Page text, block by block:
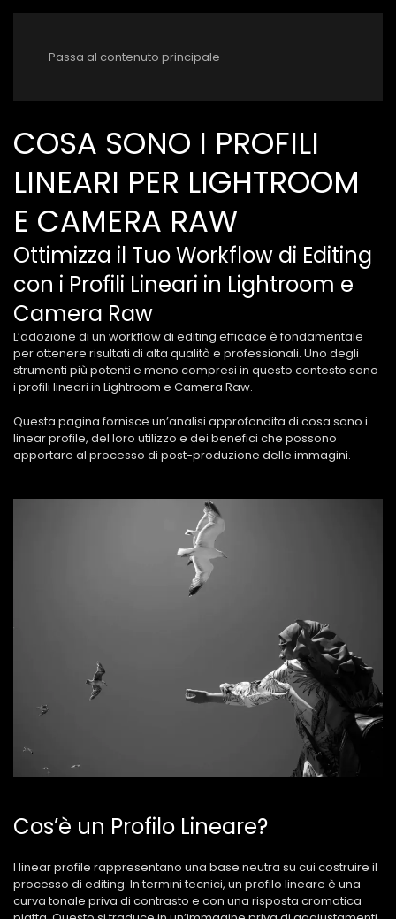
Passa al contenuto principale
COSA SONO I PROFILI
LINEARI PER LIGHTROOM
E CAMERA RAW
Ottimizza il Tuo Workflow di Editing
con i Profili Lineari in Lightroom e
Camera Raw
L’adozione di un workflow di editing efficace è fondamentale
per ottenere risultati di alta qualità e professionali. Uno degli
strumenti più potenti e meno compresi in questo contesto sono
i profili lineari in Lightroom e Camera Raw.
Questa pagina fornisce un’analisi approfondita di cosa sono i
linear profile, del loro utilizzo e dei benefici che possono
apportare al processo di post-produzione delle immagini.
Cos’è un Profilo Lineare?
I linear profile rappresentano una base neutra su cui costruire il
processo di editing. In termini tecnici, un profilo lineare è una
curva tonale priva di contrasto e con una risposta cromatica